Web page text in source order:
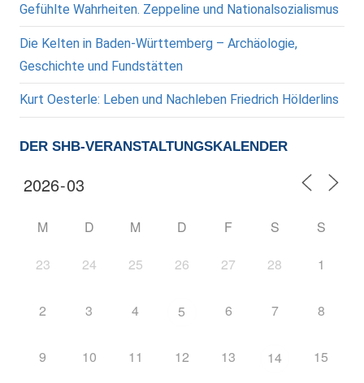
Gefühlte Wahrheiten. Zeppeline und Nationalsozialismus
Die Kelten in Baden-Württemberg – Archäologie,
Geschichte und Fundstätten
Kurt Oesterle: Leben und Nachleben Friedrich Hölderlins
DER SHB-VERANSTALTUNGSKALENDER
M D M D F S S
23 24 25 26 27 28 1
2 3 4 5 6 7 8
9 10 11 12 13 14 15